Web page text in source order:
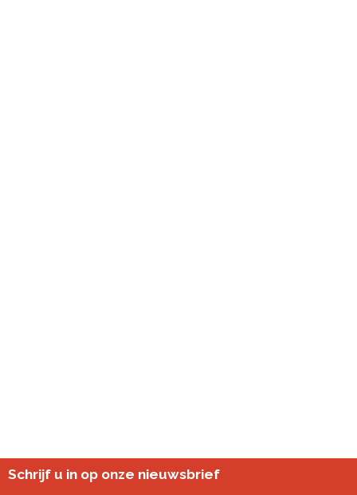
Schrijf u in op onze nieuwsbrief